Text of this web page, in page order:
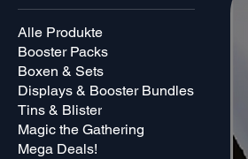
Alle Produkte
Booster Packs
Boxen & Sets
Displays & Booster Bundles
Tins & Blister
Magic the Gathering
Mega Deals!